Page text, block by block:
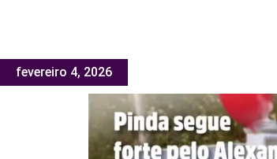
fevereiro 4, 2026